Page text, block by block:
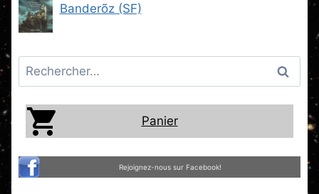
Banderõz (SF)
Rechercher :
Panier
Rejoignez-nous sur Facebook!